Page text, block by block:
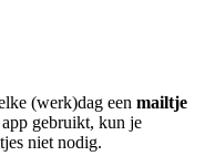
(werk)dag een mailtje
gebruikt, kun je
niet nodig.